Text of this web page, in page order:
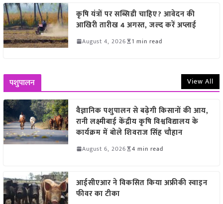
कृषि यंत्रों पर सब्सिडी चाहिए? आवेदन की
आखिरी तारीख 4 अगस्त, जल्द करें अप्लाई
August 4, 2026 1 min read
पशुपालन View All
वैज्ञानिक पशुपालन से बढ़ेगी किसानों की आय,
रानी लक्ष्मीबाई केंद्रीय कृषि विश्वविद्यालय के
कार्यक्रम में बोले शिवराज सिंह चौहान
August 6, 2026 4 min read
आईसीएआर ने विकसित किया अफ्रीकी स्वाइन
फीवर का टीका